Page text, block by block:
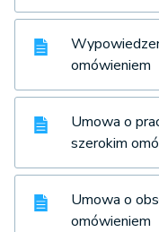
omówieniem
Umowa o
szerokim
Umowa o
omówieniem